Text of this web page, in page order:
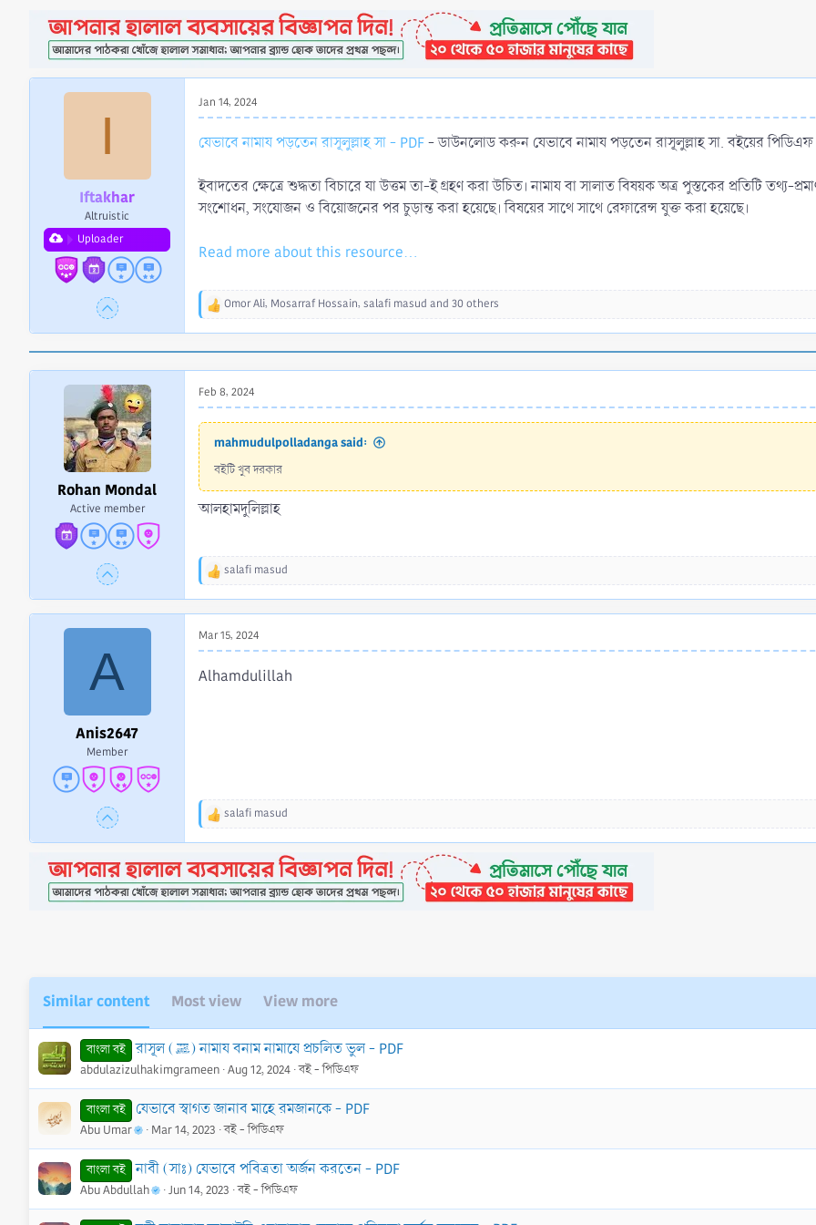
r
t
e
r
I
Iftakhar
Altruistic
Uploader
Jan 14, 2024
যেভাবে নামায পড়তেন রাসূলুল্লাহ সা - PDF- ডাউনলোড করুন যেভাবে নামায পড়তেন রাসূলুল্লাহ সা. বইয়ের পিডিএফ
ইবাদতের ক্ষেত্রে শুদ্ধতা বিচারে যা উত্তম তা-ই গ্রহণ করা উচিত। নামায বা সালাত বিষয়ক অত্র পুস্তকের প্রতিটি তথ্য-
সংশোধন, সংযোজন ও বিয়োজনের পর চুড়ান্ত করা হয়েছে। বিষয়ের সাথে সাথে রেফারেন্স যুক্ত করা হয়েছে।
Read more about this resource...
R
t
i
o
n
Omor Ali, Mosarraf Hossain, salafi masud and 30 others
Rohan Mondal
Active member
Feb 8, 2024
mahmudulpolladanga said:
বইটি খুব দরকার
আলহামদুলিল্লাহ
R
t
o
salafi masud
A
Anis2647
Member
Mar 15, 2024
Alhamdulillah
R
c
t
i
salafi masud
Similar content Most view View more
বাংলা বই রাসূল (ﷺ) নামায বনাম নামাযে প্রচলিত ভুল - PDF
abdulazizulhakimgrameen Aug 12, 2024 বই - পিডিএফ
বাংলা বই যেভাবে স্বাগত জানাব মাহে রমজানকে - PDF
Abu Umar Mar 14, 2023 বই - পিডিএফ
বাংলা বই নাবী (সাঃ) যেভাবে পবিত্রতা অর্জন করতেন - PDF
Abu Abdullah Jun 14, 2023 বই - পিডিএফ